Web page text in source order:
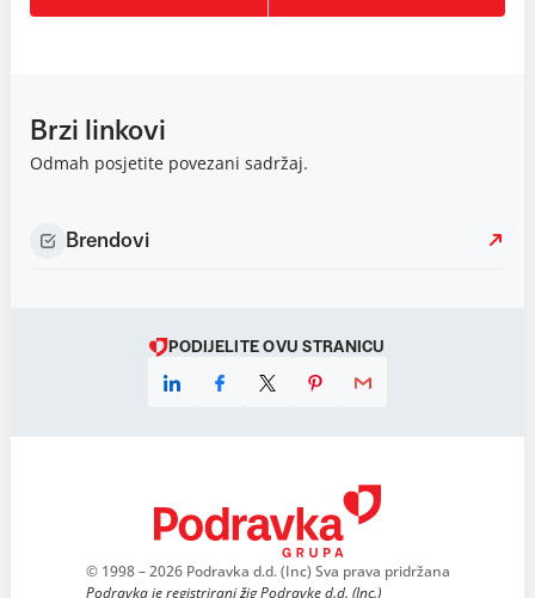
Brzi linkovi
Odmah posjetite povezani sadržaj.
Brendovi
PODIJELITE OVU STRANICU
© 1998 – 2026 Podravka d.d. (Inc) Sva prava pridržana
Podravka je registrirani žig Podravke d.d. (Inc.)